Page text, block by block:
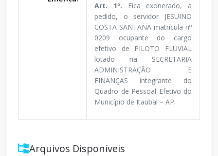
Art. 1º. Fica exonerado, a
pedido, o servidor JESUINO
COSTA SANTANA matrícula nº
0209 ocupante do cargo
efetivo de PILOTO FLUVIAL
lotado na SECRETARIA
ADMINISTRAÇÃO E
FINANÇAS integrante do
Quadro de Pessoal Efetivo do
Município de Itaubal – AP.
Arquivos Disponíveis